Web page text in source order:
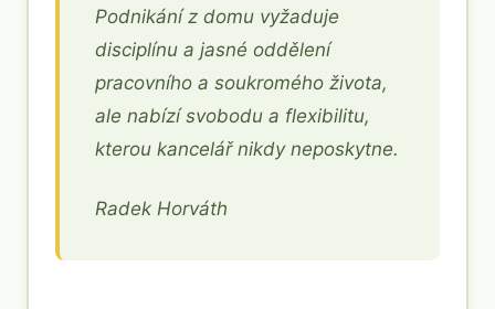
Podnikání z domu vyžaduje
disciplínu a jasné oddělení
pracovního a soukromého života,
ale nabízí svobodu a flexibilitu,
kterou kancelář nikdy neposkytne.
Radek Horváth